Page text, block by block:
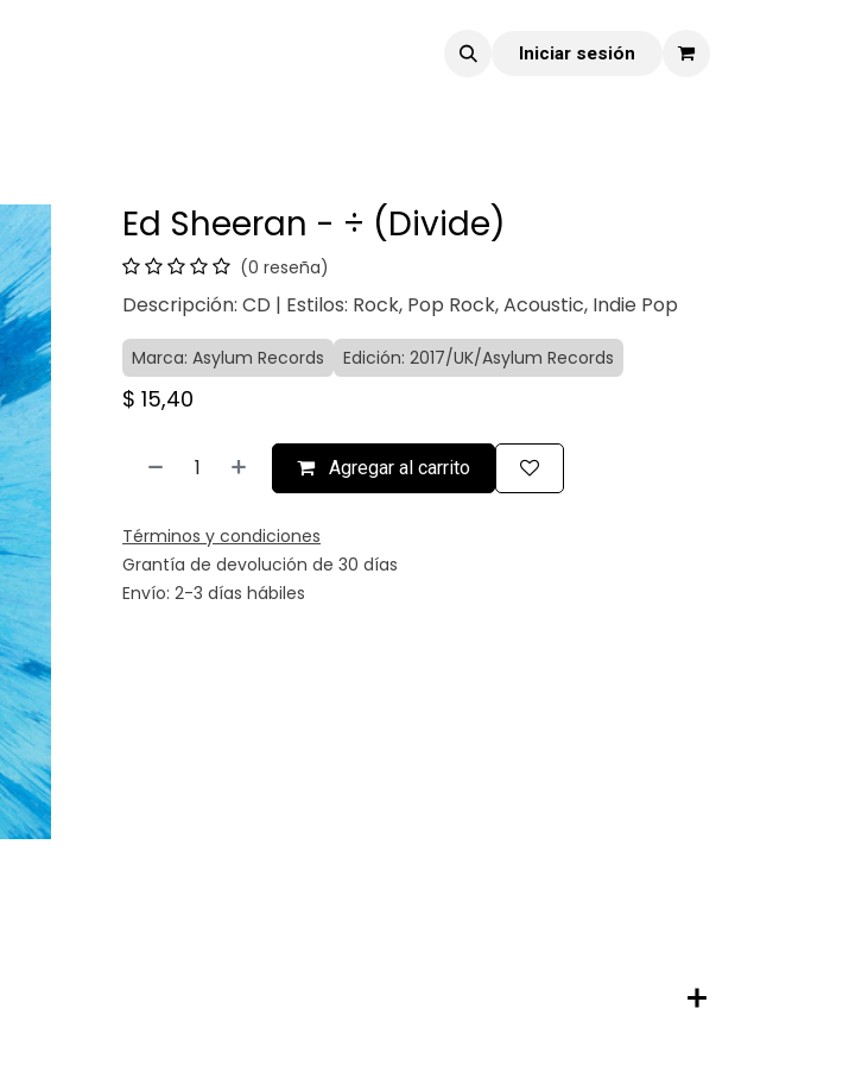
Iniciar sesión
Ed Sheeran - ÷ (Divide)
(0 reseña)
Descripción: CD | Estilos: Rock, Pop Rock, Acoustic, Indie Pop
Marca: Asylum Records Edición: 2017/UK/Asylum Records
$ 15,40
Agregar al carrito
Términos y condiciones
Grantía de devolución de 30 días
Envío: 2-3 días hábiles